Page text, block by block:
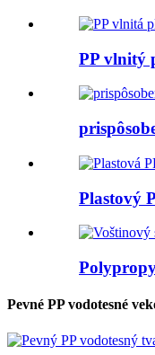
PP vlnitý
Plastový
Pevné PP vodotesné